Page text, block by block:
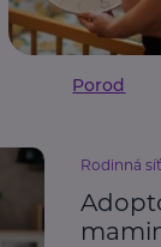
Porod
Rodinná síť